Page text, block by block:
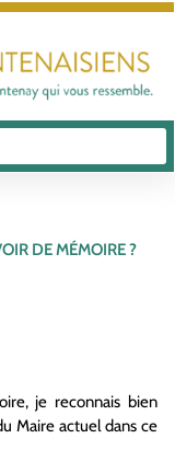
DE MÉMOIRE ?
je reconnais bien
Maire actuel dans ce